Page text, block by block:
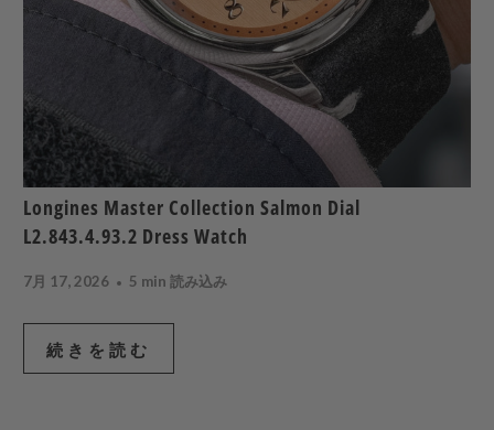
Longines Master Collection Salmon Dial
L2.843.4.93.2 Dress Watch
7月 17, 2026 5 min 読み込み
続きを読む